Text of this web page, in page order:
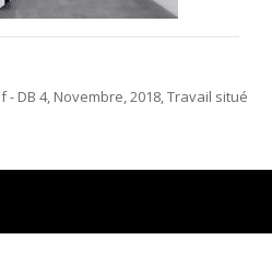
DB 4, Novembre, 2018, Travail situé